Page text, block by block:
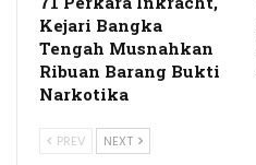
Kejari Bangka
Tengah Musnahkan
Ribuan Barang Bukti
Narkotika
PREV NEXT